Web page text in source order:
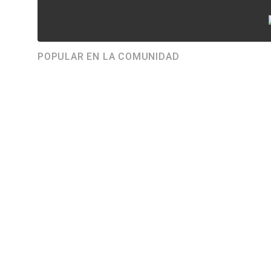
POPULAR EN LA COMUNIDAD